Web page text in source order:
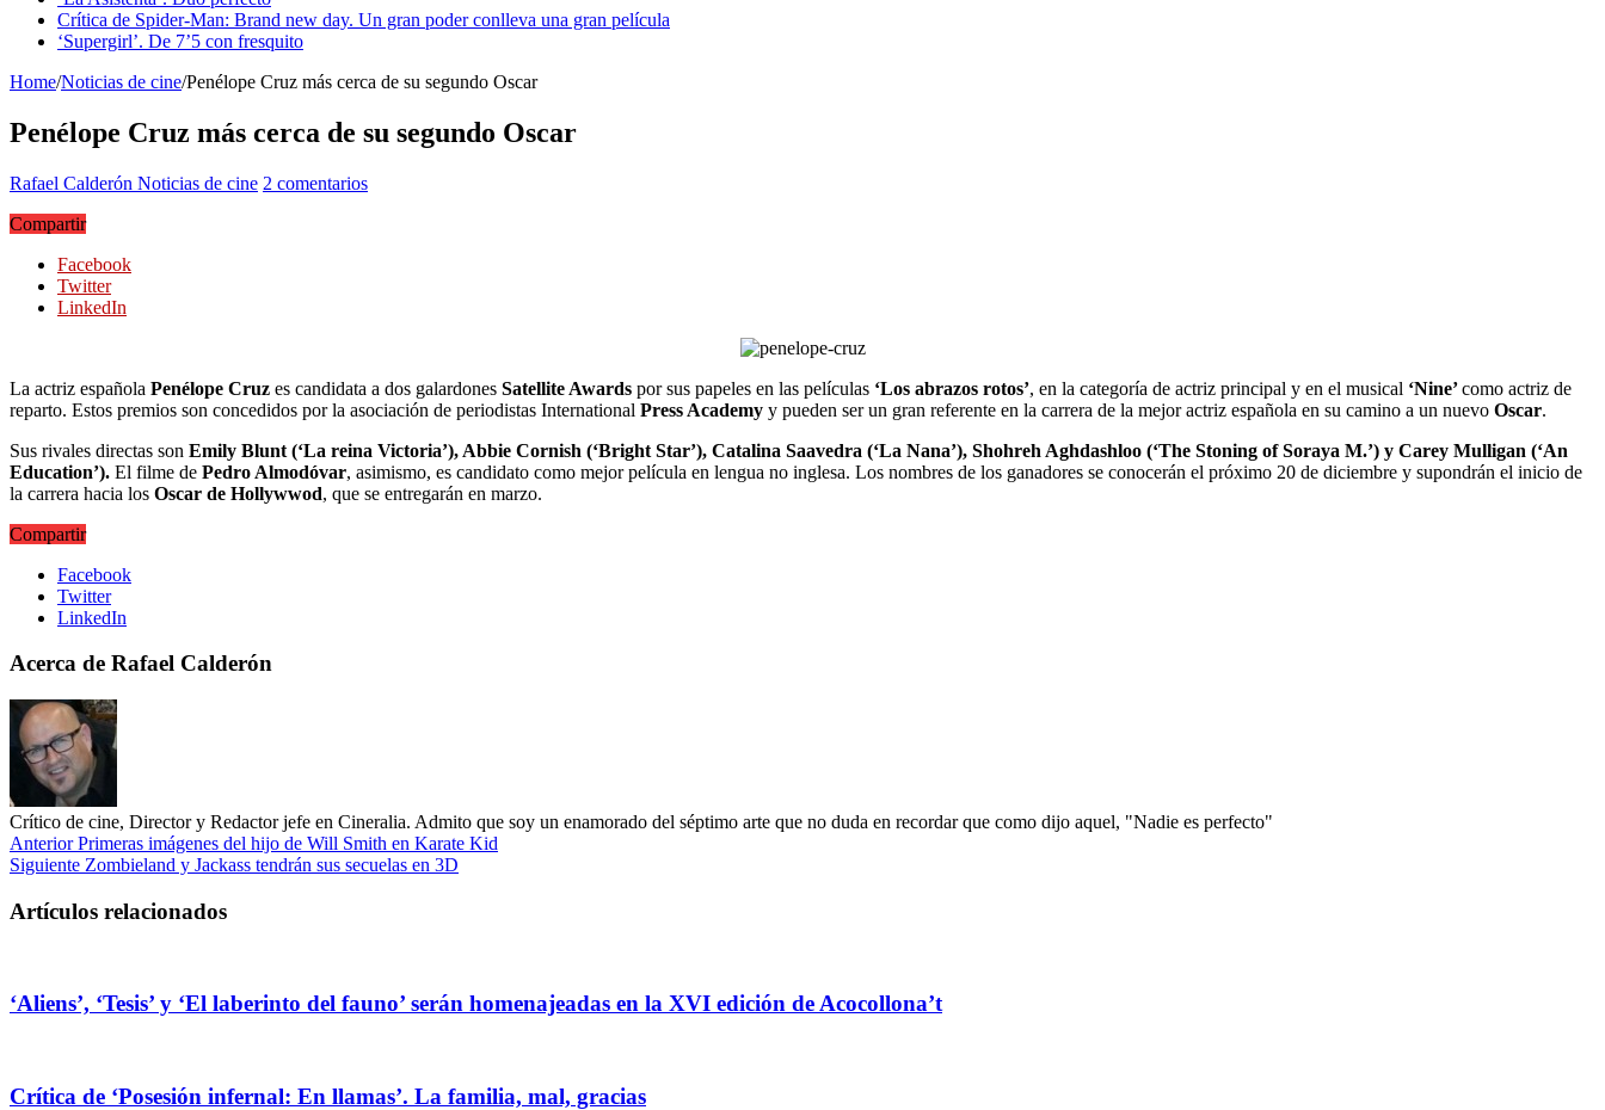
Crítica de Spider-Man: Brand new day. Un gran poder conlleva una gran película
‘Supergirl’. De 7’5 con fresquito
Home/Noticias de cine/Penélope Cruz más cerca de su segundo Oscar
Penélope Cruz más cerca de su segundo Oscar
Rafael Calderón Noticias de cine 2 comentarios
Compartir
Facebook
Twitter
LinkedIn
La actriz española Penélope Cruz es candidata a dos galardones Satellite Awards por sus papeles en las películas ‘Los abrazos rotos’, en la categoría de actriz principal y en el musical ‘Nine’como actriz de
reparto. Estos premios son concedidos por la asociación de periodistas International Press Academy y pueden ser un gran referente en la carrera de la mejor actriz española en su camino a un nuevo Oscar.
Sus rivales directas son Emily Blunt (‘La reina Victoria’), Abbie Cornish (‘Bright Star’), Catalina Saavedra (‘La Nana’), Shohreh Aghdashloo (‘The Stoning of Soraya M.’) y Carey Mulligan (‘An
Education’). El filme de Pedro Almodóvar, asimismo, es candidato como mejor película en lengua no inglesa. Los nombres de los ganadores se conocerán el próximo 20 de diciembre y supondrán el inicio de
la carrera hacia los Oscar de Hollywwod, que se entregarán en marzo.
Compartir
Facebook
Twitter
LinkedIn
Acerca de Rafael Calderón
Crítico de cine, Director y Redactor jefe en Cineralia. Admito que soy un enamorado del séptimo arte que no duda en recordar que como dijo aquel, "Nadie es perfecto"
AnteriorPrimeras imágenes del hijo de Will Smith en Karate Kid
Siguiente Zombieland y Jackass tendrán sus secuelas en 3D
Artículos relacionados
‘Aliens’, ‘Tesis’ y ‘El laberinto del fauno’ serán homenajeadas en la XVI edición de Acocollona’t
Crítica de ‘Posesión infernal: En llamas’. La familia, mal, gracias